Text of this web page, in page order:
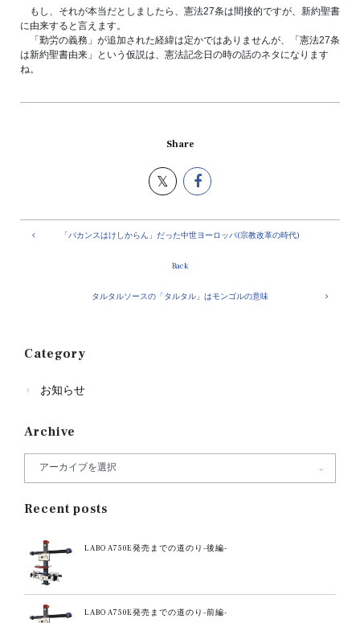
もし、それが本当だとしましたら、憲法27条は間接的ですが、新約聖書
に由来すると言えます。
「勤労の義務」が追加された経緯は定かではありませんが、「憲法27条
は新約聖書由来」という仮説は、憲法記念日の時の話のネタになります
ね。
Share
「バカンスはけしからん」だった中世ヨーロッパ(宗教改革の時代)
Back
タルタルソースの「タルタル」はモンゴルの意味
Category
お知らせ
Archive
Recent posts
LABO A750E発売までの道のり-後編-
LABO A750E発売までの道のり-前編-